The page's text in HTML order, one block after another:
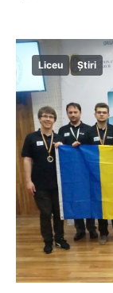
Liceu Știri